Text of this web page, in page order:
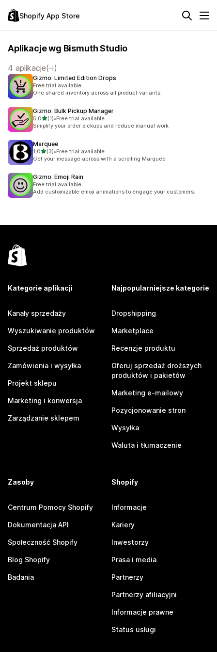
Shopify App Store
Aplikacje wg Bismuth Studio
4 aplikacje(-i)
Gizmo: Limited Edition Drops
Free trial available
One shared inventory across all product variants.
Gizmo: Bulk Pickup Manager
5,0na 5 gwiazdek
(1)
Łączna liczba recenzji: 1
•Free trial available
Simplify your order pickups and reduce manual work
Marquee
1,0na 5 gwiazdek
(3)
Łączna liczba recenzji: 3
•Free trial available
Get your message across with a scrolling Marquee
Gizmo: Emoji Rain
Free trial available
Add customizable emoji animations to engage your customers.
Kategorie aplikacji
Kanały sprzedaży
Wyszukiwanie produktów
Sprzedaż produktów
Zamówienia i wysyłka
Projekt sklepu
Marketing i konwersja
Zarządzanie sklepem
Najpopularniejsze kategorie
Dropshipping
Marketplace
Recenzje produktu
Oferuj sprzedaż droższych
produktów i pakietów
Marketing e-mailowy
Pozycjonowanie stron
Wysyłka
Waluta i tłumaczenie
Zasoby
Centrum Pomocy Shopify
Dokumentacja API
Społeczność Shopify
Blog Shopify
Badania
Shopify
Informacje
Kariery
Inwestorzy
Prasa i media
Partnerzy
Partnerzy afiliacyjni
Informacje prawne
Status usługi